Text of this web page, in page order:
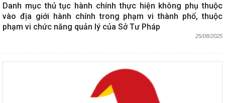
Danh mục thủ tục hành chính thực hiện không phụ thuộc
vào địa giới hành chính trong phạm vi thành phố, thuộc
phạm vi chức năng quản lý của Sở Tư Pháp
25/08/2025